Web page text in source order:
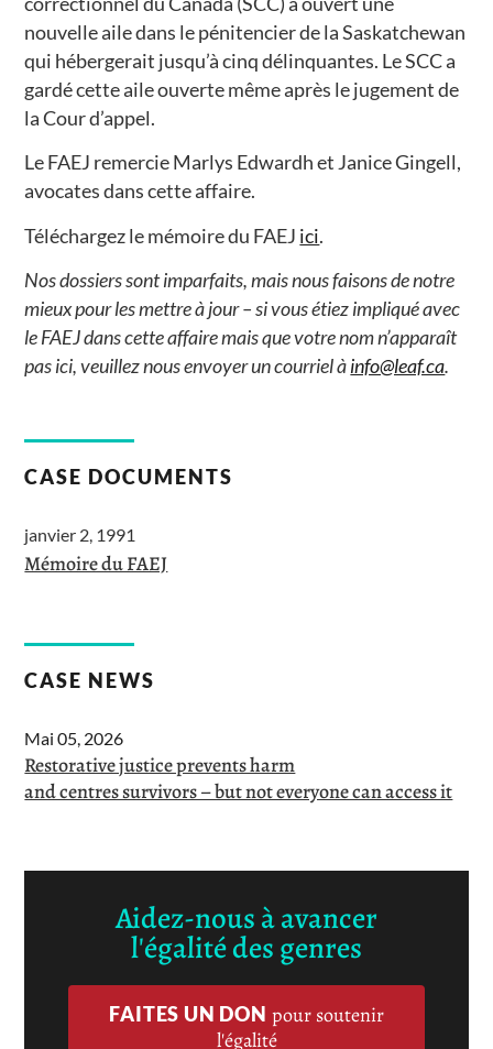
nouvelle aile dans le pénitencier de la Saskatchewan
qui hébergerait jusqu’à cinq délinquantes. Le SCC a
gardé cette aile ouverte même après le jugement de
la Cour d’appel.
Le FAEJ remercie Marlys Edwardh et Janice Gingell,
avocates dans cette affaire.
Téléchargez le mémoire du FAEJ ici.
Nos dossiers sont imparfaits, mais nous faisons de notre
mieux pour les mettre à jour – si vous étiez impliqué avec
le FAEJ dans cette affaire mais que votre nom n’apparaît
pas ici, veuillez nous envoyer un courriel àinfo@leaf.ca.
CASE DOCUMENTS
janvier 2, 1991
Mémoire du FAEJ
CASE NEWS
Mai 05, 2026
Restorative justice prevents harm
and centres survivors – but not everyone can access it
Aidez-nous à avancer
l'égalité des genres
FAITES UN DON pour soutenir
l'égalité